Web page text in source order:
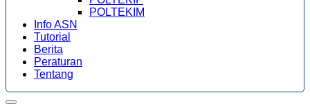
POLTEKIM
Info ASN
Tutorial
Berita
Peraturan
Tentang